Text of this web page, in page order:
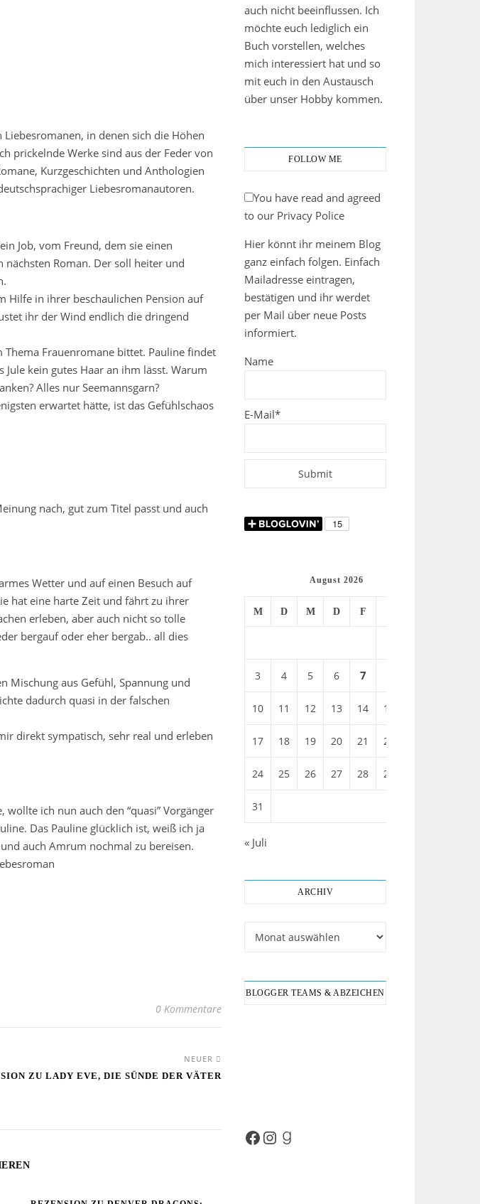
in denen sich die Höhen
prickelnde Werke sind aus der Feder von
Kurzgeschichten und Anthologien
Liebesromanautoren.
Job, vom Freund, dem sie einen
Roman. Der soll heiter und
Hilfe in ihrer beschaulichen Pension auf
ihr der Wind endlich die dringend
Frauenromane bittet. Pauline findet
kein gutes Haar an ihm lässt. Warum
Alles nur Seemannsgarn?
erwartet hätte, ist das Gefühlschaos
nach, gut zum Titel passt und auch
Wetter und auf einen Besuch auf
hat eine harte Zeit und fährt zu ihrer
erleben, aber auch nicht so tolle
bergauf oder eher bergab.. all dies
Mischung aus Gefühl, Spannung und
dadurch quasi in der falschen
direkt sympatisch, sehr real und erleben
wollte ich nun auch den “quasi” Vorgänger
Das Pauline glücklich ist, weiß ich ja
auch Amrum nochmal zu bereisen.
0 Kommentare
NEUER
ZU LADY EVE, DIE SÜNDE DER VÄTER
auch nicht beeinflussen. Ich
möchte euch lediglich ein
Buch vorstellen, welches
mich interessiert hat und so
mit euch in den Austausch
über unser Hobby kommen.
FOLLOW ME
You have read and agreed
to our Privacy Police
Hier könnt ihr meinem Blog
ganz einfach folgen. Einfach
Mailadresse eintragen,
bestätigen und ihr werdet
per Mail über neue Posts
informiert.
Name
E-Mail*
August 2026
M D M D F
3 4 5 6 7
10 11 12 13 14 15
17 18 19 20 21 22
24 25 26 27 28 29
31
« Juli
ARCHIV
BLOGGER TEAMS & ABZEICHEN
Facebook
Instagram
Goodreads